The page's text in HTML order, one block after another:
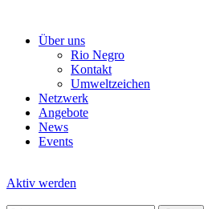
Über uns
Rio Negro
Kontakt
Umweltzeichen
Netzwerk
Angebote
News
Events
Aktiv werden